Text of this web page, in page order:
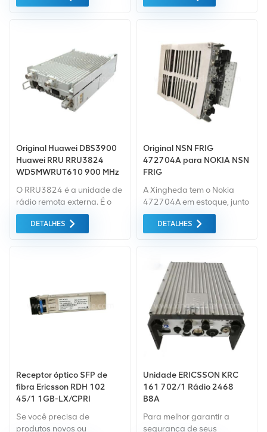
de embalagem
usado como DXC de média
grande capacidade, e
pode passar a função
MSTP pode realizar a
função de switch Ethernet e
ATM.
Original Huawei DBS3900
Huawei RRU RRU3824
WD5MWRUT610 900 MHz
O RRU3824 é a unidade de
rádio remota externa. É o
módulo RF do NodeB
distribuído e instalado
DETALHES
Original NSN FRIG
472704A para NOKIA NSN
FRIG
A Xingheda tem o Nokia
472704A em estoque, junto
com uma ampla gama de
usados e equipamentos de
recondicionados de todos
os OEMs. Nós sinceramente
acolhemos bem a
cooperação com clientes
novos e antigos em todo o
mundo.
DETALHES
Receptor óptico SFP de
fibra Ericsson RDH 102
45/1 1GB-LX/CPRI
Se você precisa de
produtos novos ou
Unidade ERICSSON KRC
161 702/1 Rádio 2468
B8A
Para melhor garantir a
segurança de seus